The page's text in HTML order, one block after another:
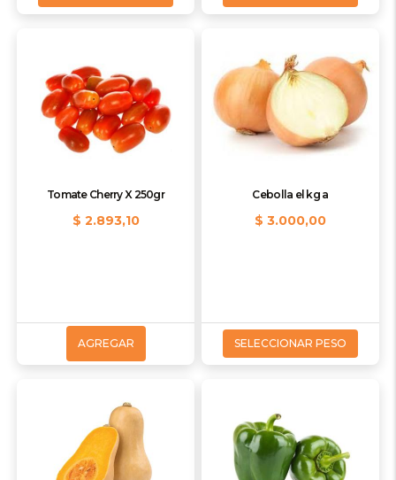
Tomate Cherry X 250gr
$ 2.893,10
AGREGAR
Cebolla el kg a
$ 3.000,00
SELECCIONAR PESO